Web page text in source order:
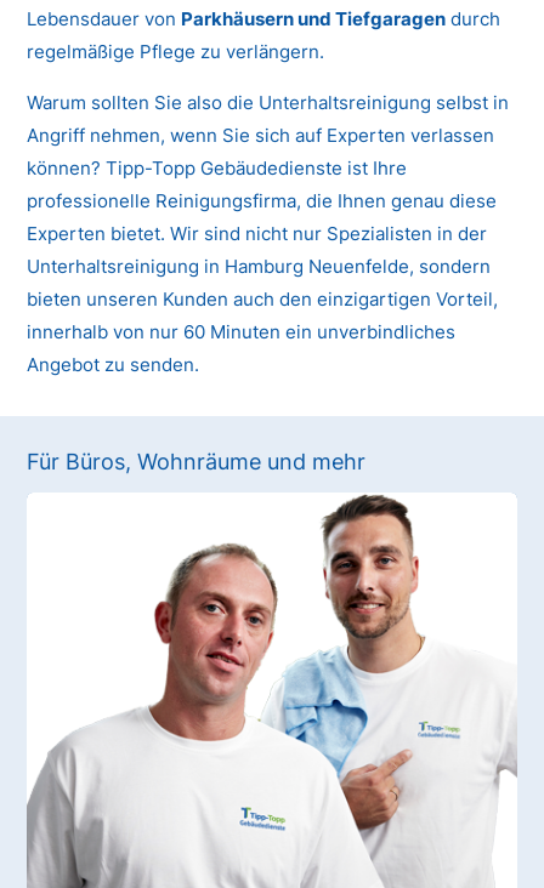
Lebensdauer von Parkhäusern und Tiefgaragen durch
regelmäßige Pflege zu verlängern.
Warum sollten Sie also die Unterhaltsreinigung selbst in
Angriff nehmen, wenn Sie sich auf Experten verlassen
können? Tipp-Topp Gebäudedienste ist Ihre
professionelle Reinigungsfirma, die Ihnen genau diese
Experten bietet. Wir sind nicht nur Spezialisten in der
Unterhaltsreinigung in Hamburg Neuenfelde, sondern
bieten unseren Kunden auch den einzigartigen Vorteil,
innerhalb von nur 60 Minuten ein unverbindliches
Angebot zu senden.
Für Büros, Wohnräume und mehr